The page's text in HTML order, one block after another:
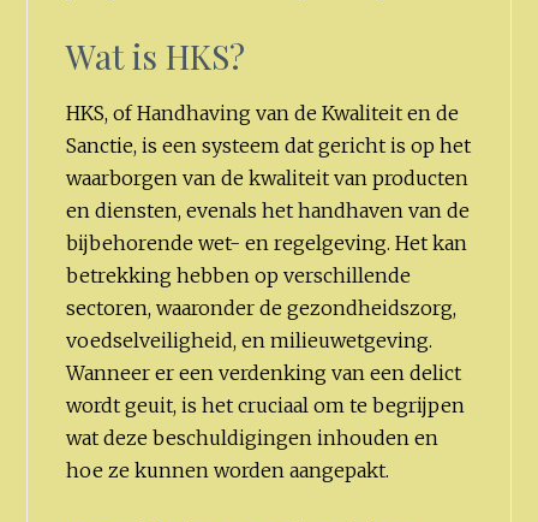
Wat is HKS?
HKS, of Handhaving van de Kwaliteit en de
Sanctie, is een systeem dat gericht is op het
waarborgen van de kwaliteit van producten
en diensten, evenals het handhaven van de
bijbehorende wet- en regelgeving. Het kan
betrekking hebben op verschillende
sectoren, waaronder de gezondheidszorg,
voedselveiligheid, en milieuwetgeving.
Wanneer er een verdenking van een delict
wordt geuit, is het cruciaal om te begrijpen
wat deze beschuldigingen inhouden en
hoe ze kunnen worden aangepakt.